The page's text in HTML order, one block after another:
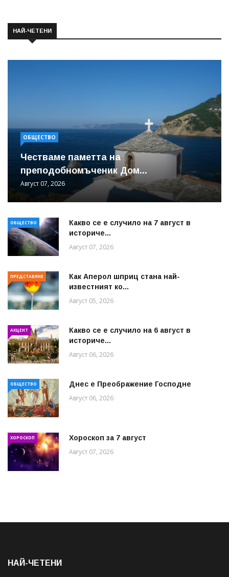
НАЙ-ЧЕТЕНИ
ОБЩЕСТВО
Честваме паметта на
преподобномъченик Дом...
Август 07, 2026
ОБЩЕСТВО
Какво се е случило на 7 август в
историче...
Август 07, 2026
ПРЕДСТАВЯНЕ
Как Аперол шприц стана най-
известният ко...
Август 05, 2026
АКЦЕНТ
Какво се е случило на 6 август в
историче...
Август 06, 2026
ОБЩЕСТВО Днес е Преображение Господне
Август 06, 2026
ХОРОСКОП Хороскоп за 7 август
Август 07, 2026
НАЙ-ЧЕТЕНИ